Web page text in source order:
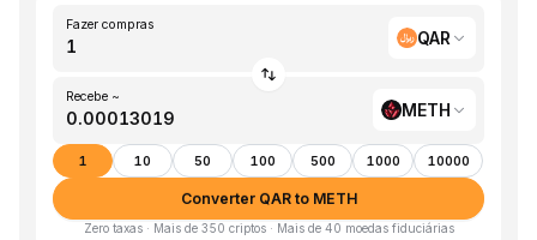
Fazer compras
QAR
Recebe ~
METH
1 10 50 100 500 1000 10000
Converter QAR to METH
Zero taxas · Mais de 350 criptos · Mais de 40 moedas fiduciárias